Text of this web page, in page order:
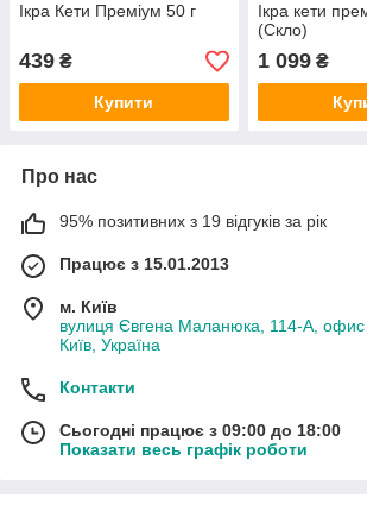
Ікра Кети Преміум 50 г
439 ₴
Купити
Ікра кети
(Скло)
1 099₴
Про нас
95% позитивних з 19 відгуків за рік
Працює з 15.01.2013
м. Київ
вулиця Євгена Маланюка, 114-А,
Київ, Україна
Контакти
Сьогодні працює з 09:00 до 18:00
Показати весь графік роботи